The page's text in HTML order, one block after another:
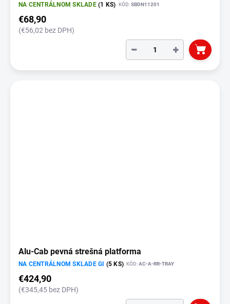
NA CENTRÁLNOM SKLADE(1 KS) KÓD:SBDN11201
€68,90
(€56,02 bez DPH)
+
−
Alu-Cab pevná strešná platforma
NA CENTRÁLNOM SKLADE GI (5 KS) KÓD:AC-A-RR-TRAY
€424,90
(€345,45 bez DPH)